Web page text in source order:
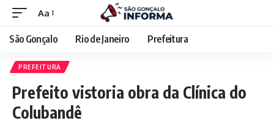
Aa
São Gonçalo Rio de Janeiro Prefeitura
PREFEITURA
Prefeito vistoria obra da Clínica do
Colubandê